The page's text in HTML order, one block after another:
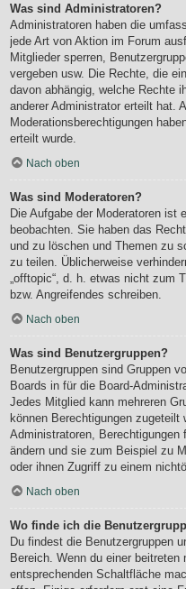
Was sind Administratoren?
Administratoren haben die
jede Art von Aktion im Forum
Mitglieder sperren,
vergeben usw. Die Rechte, die
davon abhängig, welche Rechte
anderer Administrator erteilt hat.
Moderationsberechtigungen
erteilt wurde.
Nach oben
Was sind Moderatoren?
Die Aufgabe der Moderatoren ist
beobachten. Sie haben das
und zu löschen und Themen zu
zu teilen. Üblicherweise
„offtopic“, d. h. etwas nicht zum
bzw. Angreifendes schreiben.
Nach oben
Was sind Benutzergruppen?
Benutzergruppen sind Gruppen
Boards in für die Board-
Jedes Mitglied kann mehreren
können Berechtigungen
Administratoren,
ändern und sie zum Beispiel zu
oder ihnen Zugriff zu einem
Nach oben
Wo finde ich die
Du findest die Benutzergruppen
Bereich. Wenn du einer
entsprechenden Schaltfläche